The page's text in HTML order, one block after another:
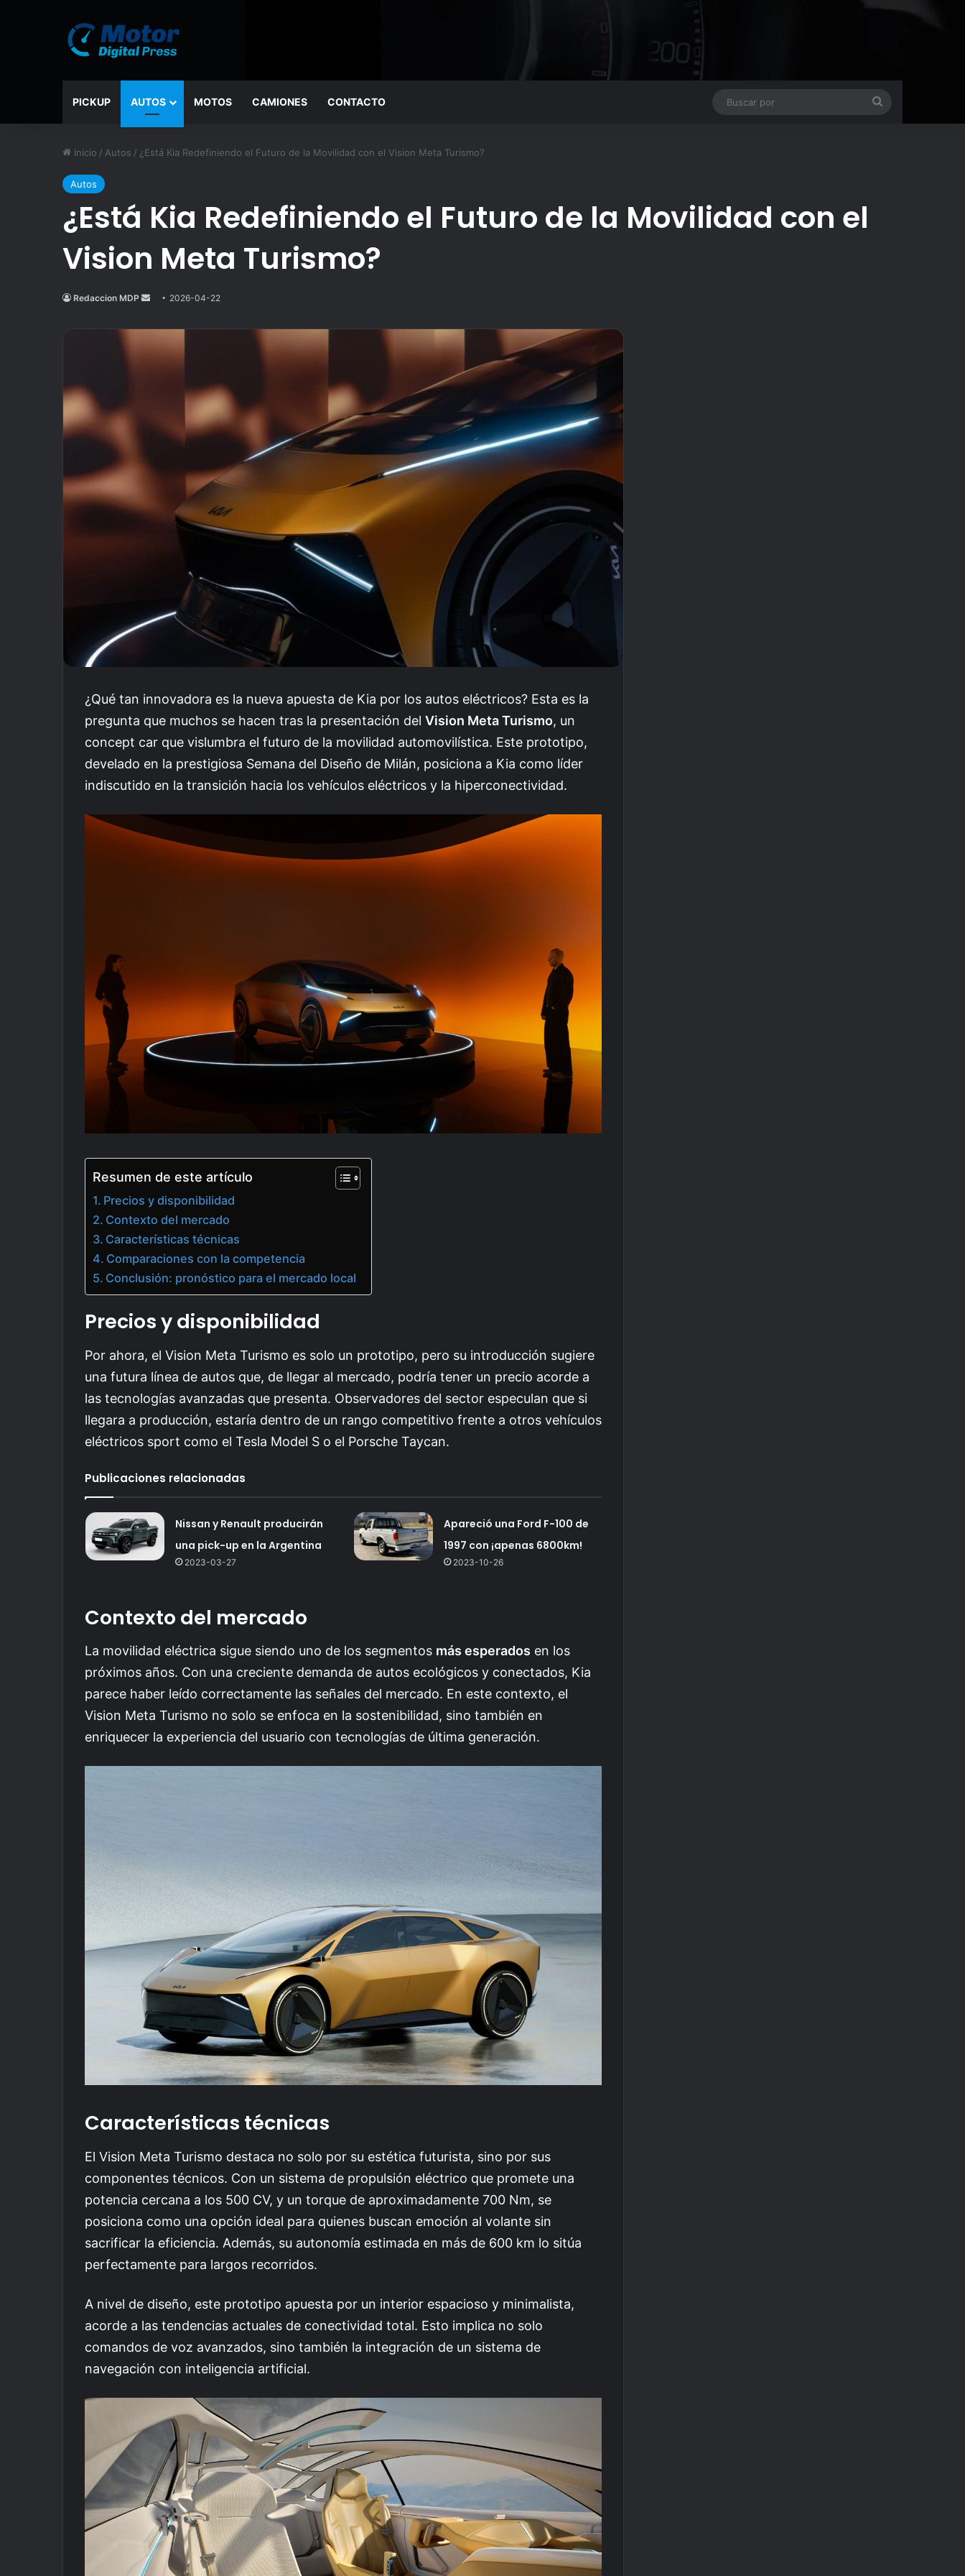
PICKUP AUTOS MOTOS CAMIONES CONTACTO
Inicio / Autos / ¿Está Kia Redefiniendo el Futuro de la Movilidad con el Vision Meta Turismo?
Autos
¿Está Kia Redefiniendo el Futuro de la Movilidad con el
Vision Meta Turismo?
Redaccion MDP
Send
email
2026-04-22
¿Qué tan innovadora es la nueva apuesta de Kia por los autos eléctricos? Esta es la
pregunta que muchos se hacen tras la presentación del Vision Meta Turismo, un
concept car que vislumbra el futuro de la movilidad automovilística. Este prototipo,
develado en la prestigiosa Semana del Diseño de Milán, posiciona a Kia como líder
indiscutido en la transición hacia los vehículos eléctricos y la hiperconectividad.
Resumen de este artículo
Precios y disponibilidad
Contexto del mercado
Características técnicas
Comparaciones con la competencia
Conclusión: pronóstico para el mercado local
Precios y disponibilidad
Por ahora, el Vision Meta Turismo es solo un prototipo, pero su introducción sugiere
una futura línea de autos que, de llegar al mercado, podría tener un precio acorde a
las tecnologías avanzadas que presenta. Observadores del sector especulan que si
llegara a producción, estaría dentro de un rango competitivo frente a otros vehículos
eléctricos sport como el Tesla Model S o el Porsche Taycan.
Publicaciones relacionadas
Nissan y Renault producirán
una pick-up en la Argentina
2023-03-27
Apareció una Ford F-100 de
1997 con ¡apenas 6800km!
2023-10-26
Contexto del mercado
La movilidad eléctrica sigue siendo uno de los segmentos más esperados en los
próximos años. Con una creciente demanda de autos ecológicos y conectados, Kia
parece haber leído correctamente las señales del mercado. En este contexto, el
Vision Meta Turismo no solo se enfoca en la sostenibilidad, sino también en
enriquecer la experiencia del usuario con tecnologías de última generación.
Características técnicas
El Vision Meta Turismo destaca no solo por su estética futurista, sino por sus
componentes técnicos. Con un sistema de propulsión eléctrico que promete una
potencia cercana a los 500 CV, y un torque de aproximadamente 700 Nm, se
posiciona como una opción ideal para quienes buscan emoción al volante sin
sacrificar la eficiencia. Además, su autonomía estimada en más de 600 km lo sitúa
perfectamente para largos recorridos.
A nivel de diseño, este prototipo apuesta por un interior espacioso y minimalista,
acorde a las tendencias actuales de conectividad total. Esto implica no solo
comandos de voz avanzados, sino también la integración de un sistema de
navegación con inteligencia artificial.